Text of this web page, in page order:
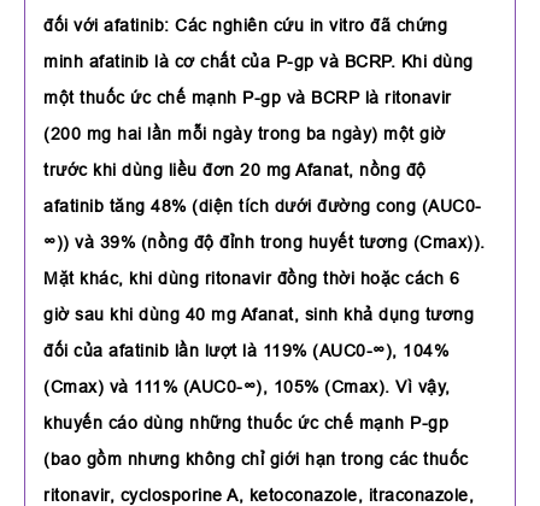
đối với afatinib: Các nghiên cứu in vitro đã chứng
minh afatinib là cơ chất của P-gp và BCRP. Khi dùng
một thuốc ức chế mạnh P-gp và BCRP là ritonavir
(200 mg hai lần mỗi ngày trong ba ngày) một giờ
trước khi dùng liều đơn 20 mg Afanat, nồng độ
afatinib tăng 48% (diện tích dưới đường cong (AUC0-
∞)) và 39% (nồng độ đỉnh trong huyết tương (Cmax)).
Mặt khác, khi dùng ritonavir đồng thời hoặc cách 6
giờ sau khi dùng 40 mg Afanat, sinh khả dụng tương
đối của afatinib lần lượt là 119% (AUC0-∞), 104%
(Cmax) và 111% (AUC0-∞), 105% (Cmax). Vì vậy,
khuyến cáo dùng những thuốc ức chế mạnh P-gp
(bao gồm nhưng không chỉ giới hạn trong các thuốc
ritonavir, cyclosporine A, ketoconazole, itraconazole,